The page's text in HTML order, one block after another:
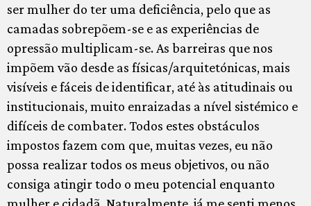
ser mulher do ter uma deficiência, pelo que as
camadas sobrepõem-se e as experiências de
opressão multiplicam-se. As barreiras que nos
impõem vão desde as físicas/arquitetónicas, mais
visíveis e fáceis de identificar, até às atitudinais ou
institucionais, muito enraizadas a nível sistémico e
difíceis de combater. Todos estes obstáculos
impostos fazem com que, muitas vezes, eu não
possa realizar todos os meus objetivos, ou não
consiga atingir todo o meu potencial enquanto